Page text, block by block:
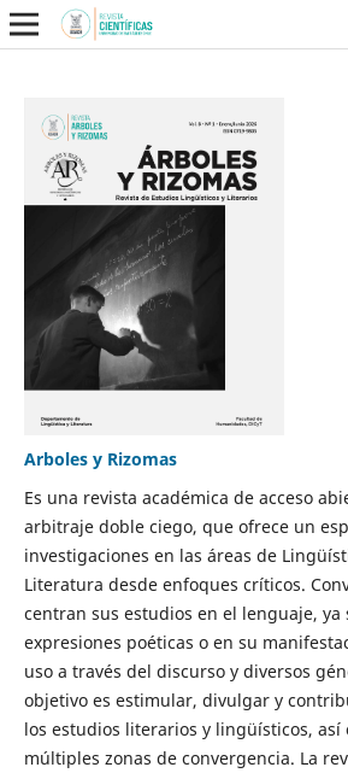
Arboles y Rizomas
Es una revista académica de acceso
arbitraje doble ciego, que ofrece un
investigaciones en las áreas de
Literatura desde enfoques críticos.
centran sus estudios en el lenguaje, ya
expresiones poéticas o en su
uso a través del discurso y diversos
objetivo es estimular, divulgar y
los estudios literarios y lingüísticos, así
múltiples zonas de convergencia. La